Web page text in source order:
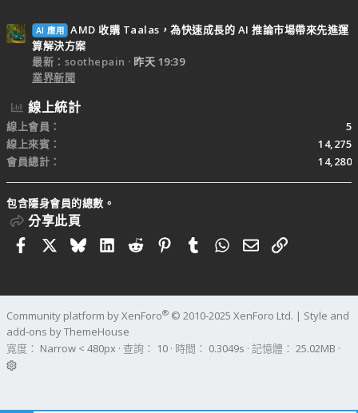
AI 應用 AMD 收購 Taalas，為快速成長的 AI 推論市場帶來先進運
算解決方案
最新：soothepain
昨天 19:39
業界新聞
線上統計
線上會員
5
線上來賓
14,275
會員總計
14,280
包含隱身會員的總數。
分享此頁
FacebookBlueskyLinkedIn
RedditPinterestTumblrWhatsApp
電子郵件
連結
Community platform by XenForo® © 2010-2025 XenForo Ltd. | Style and
add-ons by ThemeHouse
寬度
查詢 10 時間 0.3049s 記憶體 25.02MB